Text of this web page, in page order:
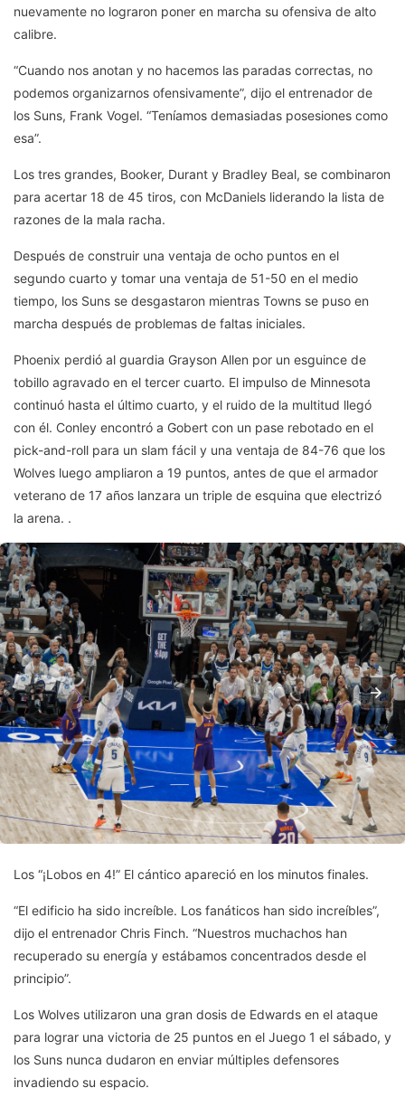
nuevamente no lograron poner en marcha su ofensiva de alto
calibre.
“Cuando nos anotan y no hacemos las paradas correctas, no
podemos organizarnos ofensivamente”, dijo el entrenador de
los Suns, Frank Vogel. “Teníamos demasiadas posesiones como
esa”.
Los tres grandes, Booker, Durant y Bradley Beal, se combinaron
para acertar 18 de 45 tiros, con McDaniels liderando la lista de
razones de la mala racha.
Después de construir una ventaja de ocho puntos en el
segundo cuarto y tomar una ventaja de 51-50 en el medio
tiempo, los Suns se desgastaron mientras Towns se puso en
marcha después de problemas de faltas iniciales.
Phoenix perdió al guardia Grayson Allen por un esguince de
tobillo agravado en el tercer cuarto. El impulso de Minnesota
continuó hasta el último cuarto, y el ruido de la multitud llegó
con él. Conley encontró a Gobert con un pase rebotado en el
pick-and-roll para un slam fácil y una ventaja de 84-76 que los
Wolves luego ampliaron a 19 puntos, antes de que el armador
veterano de 17 años lanzara un triple de esquina que electrizó
la arena. .
Los “¡Lobos en 4!” El cántico apareció en los minutos finales.
“El edificio ha sido increíble. Los fanáticos han sido increíbles”,
dijo el entrenador Chris Finch. “Nuestros muchachos han
recuperado su energía y estábamos concentrados desde el
principio”.
Los Wolves utilizaron una gran dosis de Edwards en el ataque
para lograr una victoria de 25 puntos en el Juego 1 el sábado, y
los Suns nunca dudaron en enviar múltiples defensores
invadiendo su espacio.